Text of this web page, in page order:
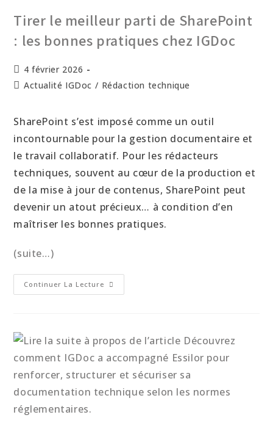
Tirer le meilleur parti de SharePoint
: les bonnes pratiques chez IGDoc
4 février 2026
Actualité IGDoc / Rédaction technique
SharePoint s’est imposé comme un outil
incontournable pour la gestion documentaire et
le travail collaboratif. Pour les rédacteurs
techniques, souvent au cœur de la production et
de la mise à jour de contenus, SharePoint peut
devenir un atout précieux… à condition d’en
maîtriser les bonnes pratiques.
(suite…)
Continuer La Lecture